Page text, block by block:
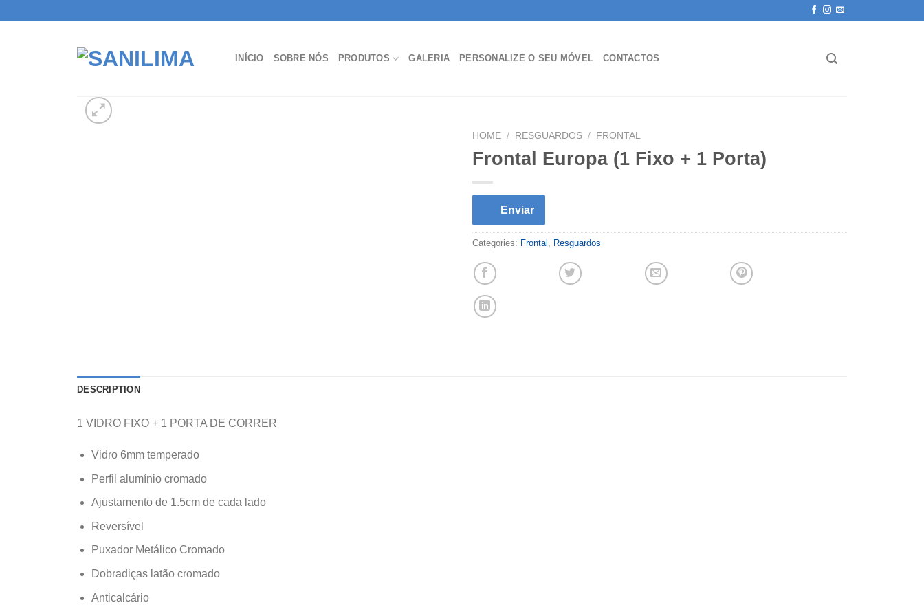
INÍCIO SOBRE NÓS PRODUTOS GALERIA PERSONALIZE O SEU MÓVEL CONTACTOS
HOME / RESGUARDOS / FRONTAL
Frontal Europa (1 Fixo + 1 Porta)
Enviar
Categories: Frontal Resguardos
DESCRIPTION
1 VIDRO FIXO + 1 PORTA DE CORRER
Vidro 6mm temperado
Perfil alumínio cromado
Ajustamento de 1.5cm de cada lado
Reversível
Puxador Metálico Cromado
Dobradiças latão cromado
Anticalcário